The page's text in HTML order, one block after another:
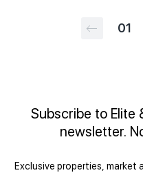
01
Subscribe to Elite
newsletter.
Exclusive properties, market